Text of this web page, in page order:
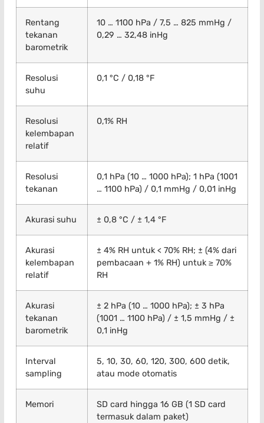
Rentang
tekanan
barometrik
10 … 1100 hPa / 7,5 … 825 mmHg /
0,29 … 32,48 inHg
Resolusi
suhu
0,1 °C / 0,18 °F
Resolusi
kelembapan
relatif
0,1% RH
Resolusi
tekanan
0,1 hPa (10 … 1000 hPa); 1 hPa (1001
… 1100 hPa) / 0,1 mmHg / 0,01 inHg
Akurasi suhu ± 0,8 °C / ± 1,4 °F
Akurasi
kelembapan
relatif
± 4% RH untuk < 70% RH; ± (4% dari
pembacaan + 1% RH) untuk ≥ 70%
RH
Akurasi
tekanan
barometrik
± 2 hPa (10 … 1000 hPa); ± 3 hPa
(1001 … 1100 hPa) / ± 1,5 mmHg / ±
0,1 inHg
Interval
sampling
5, 10, 30, 60, 120, 300, 600 detik,
atau mode otomatis
Memori
SD card hingga 16 GB (1 SD card
termasuk dalam paket)